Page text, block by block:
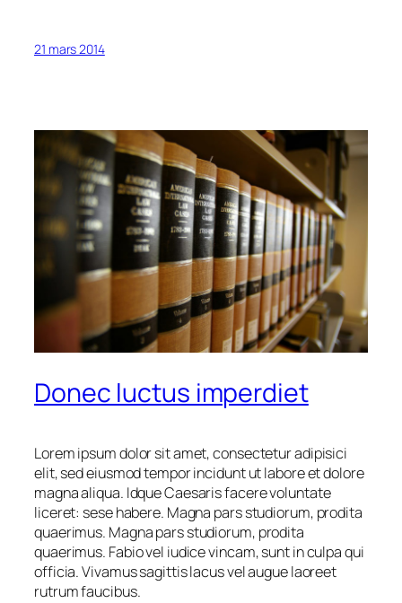
21 mars 2014
Donec luctus imperdiet
Lorem ipsum dolor sit amet, consectetur adipisici
elit, sed eiusmod tempor incidunt ut labore et dolore
magna aliqua. Idque Caesaris facere voluntate
liceret: sese habere. Magna pars studiorum, prodita
quaerimus. Magna pars studiorum, prodita
quaerimus. Fabio vel iudice vincam, sunt in culpa qui
officia. Vivamus sagittis lacus vel augue laoreet
rutrum faucibus.